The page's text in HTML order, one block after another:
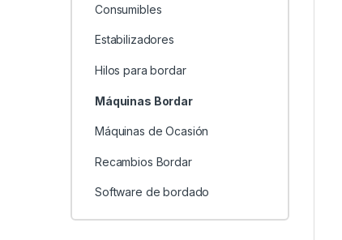
Consumibles
Estabilizadores
Hilos para bordar
Máquinas Bordar
Máquinas de Ocasión
Recambios Bordar
Software de bordado